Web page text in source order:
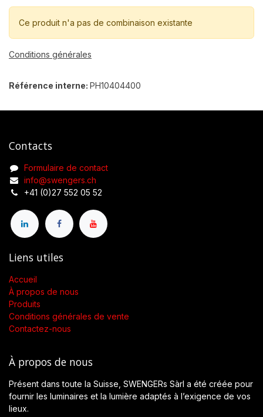
Ce produit n'a pas de combinaison existante
Conditions générales
Référence interne: PH10404400
Contacts
Formulaire de contact
info@swengers.ch
+41 (0)27 552 05 52
Liens utiles
Accueil
À propos de nous
Produits
Conditions générales de vente
Contactez-nous
À propos de nous
Présent dans toute la Suisse, SWENGERs Sàrl a été créée pour
fournir les luminaires et la lumière adaptés à l’exigence de vos
lieux.